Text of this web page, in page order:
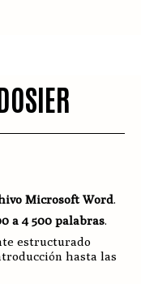
Microsoft Word.
a 4 500 palabras.
estructurado
hasta las